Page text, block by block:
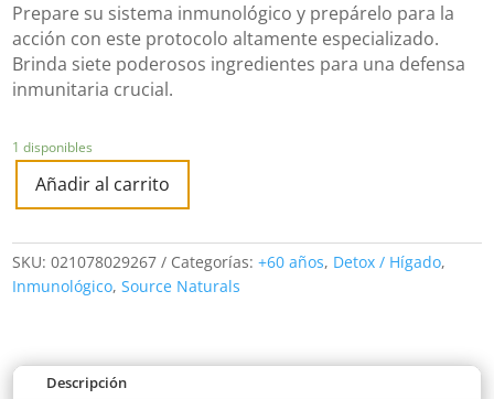
Prepare su sistema inmunológico y prepárelo para la
acción con este protocolo altamente especializado.
Brinda siete poderosos ingredientes para una defensa
inmunitaria crucial.
1 disponibles
Añadir al carrito
SKU:021078029267 Categorías:+60 años, Detox / Hígado,
Inmunológico,Source Naturals
Descripción